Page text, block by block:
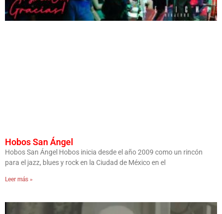
Hobos San Ángel
Hobos San Ángel Hobos inicia desde el año 2009 como un rincón
para el jazz, blues y rock en la Ciudad de México en el
Leer más »